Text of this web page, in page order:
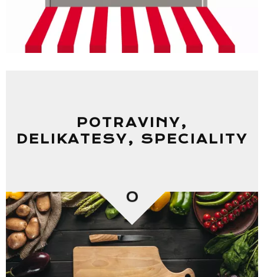
POTRAVINY,
DELIKATESY, SPECIALITY
0